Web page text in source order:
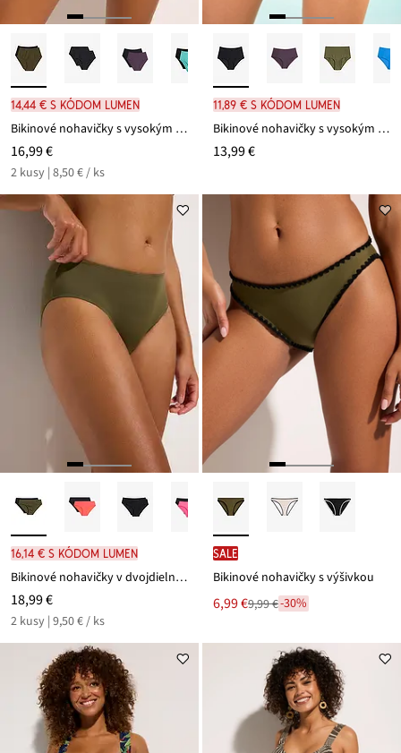
14,44 € s kódom LUMEN
Bikinové nohavičky s vysokým pásom (2 ks)
16,99 €
2 kusy | 8,50 € / ks
11,89 € s kódom LUMEN
Bikinové nohavičky s vysokým pásom
13,99 €
16,14 € s kódom LUMEN
Bikinové nohavičky v dvojdielnom balení (2 ks)
18,99 €
2 kusy | 9,50 € / ks
SALE
Bikinové nohavičky s výšivkou
Nová
cena
6,99 €
Zľava
ceny
9,99 €-30%